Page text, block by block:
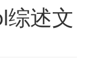
综述文